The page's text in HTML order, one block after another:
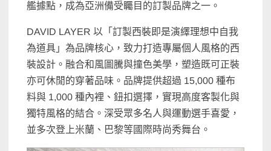
艦據點，成為亞洲備受矚目的訂製品牌之一。
DAVID LAYER 以「訂製西裝即是演繹理想中自我
為道具」為品牌核心，致力打造專屬個人風格的西
裝設計。融合和風圖騰與撞色美學，塑造既可正裝
亦可休閒的穿著品味。品牌提供超過 15,000 種布
料與 1,000 種內裡、鈕扣選擇，實現高度客製化與
獨特風格的結合。深受眾多名人與運動選手喜愛，
並多次登上米蘭、巴黎等國際時尚秀舞台。